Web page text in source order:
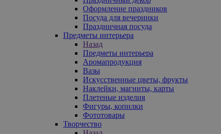
Оформление праздников
Посуда для вечеринки
Праздничная посуда
Предметы интерьера
Назад
Предметы интерьера
Аромапродукция
Вазы
Искусственные цветы, фрукты
Наклейки, магниты, карты
Плетеные изделия
Фигуры, копилки
Фототовары
Творчество